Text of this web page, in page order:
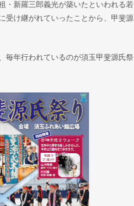
・新羅三郎義光が築いたといわれる若
受け継がれていったことから、甲斐源
毎年行われているのが須玉甲斐源氏祭